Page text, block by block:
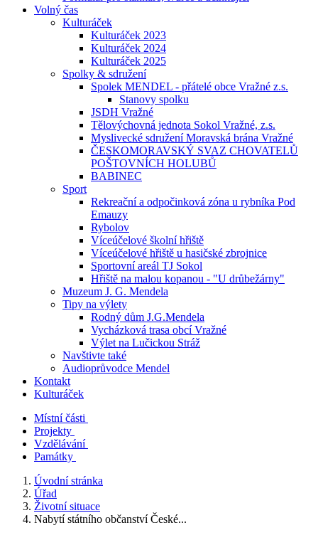
Volný čas
Kulturáček
Kulturáček 2023
Kulturáček 2024
Kulturáček 2025
Spolky & sdružení
Spolek MENDEL - přátelé obce Vražné z.s.
Stanovy spolku
JSDH Vražné
Tělovýchovná jednota Sokol Vražné, z.s.
Myslivecké sdružení Moravská brána Vražné
ČESKOMORAVSKÝ SVAZ CHOVATELŮ
POŠTOVNÍCH HOLUBŮ
BABINEC
Sport
Rekreační a odpočinková zóna u rybníka Pod
Emauzy
Rybolov
Víceúčelové školní hřiště
Víceúčelové hřiště u hasičské zbrojnice
Sportovní areál TJ Sokol
Hřiště na malou kopanou - "U drůbežárny"
Muzeum J. G. Mendela
Tipy na výlety
Rodný dům J.G.Mendela
Vycházková trasa obcí Vražné
Výlet na Lučickou Stráž
Navštivte také
Audioprůvodce Mendel
Kontakt
Kulturáček
Místní části
Projekty
Vzdělávání
Památky
Úvodní stránka
Úřad
Životní situace
Nabytí státního občanství České...